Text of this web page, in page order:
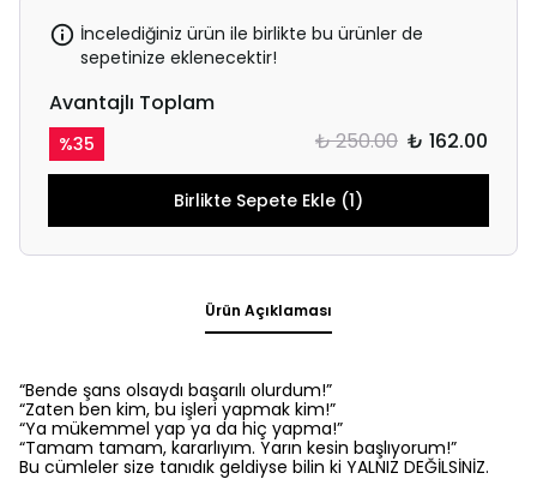
İncelediğiniz ürün ile birlikte bu ürünler de
sepetinize eklenecektir!
Avantajlı Toplam
%35 ₺ 250.00 ₺ 162.00
Birlikte Sepete Ekle (1)
Ürün Açıklaması
“Bende şans olsaydı başarılı olurdum!”
“Zaten ben kim, bu işleri yapmak kim!”
“Ya mükemmel yap ya da hiç yapma!”
“Tamam tamam, kararlıyım. Yarın kesin başlıyorum!”
Bu cümleler size tanıdık geldiyse bilin ki YALNIZ DEĞİLSİNİZ.